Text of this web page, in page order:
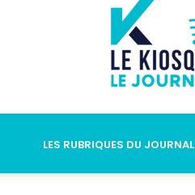
LES RUBRIQUES DU JOURNAL